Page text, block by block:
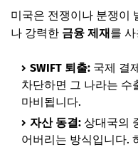
미국은 전쟁이나 분쟁이
나 강력한 금융 제재를
SWIFT 퇴출: 국제 결
차단하면 그 나라는 수
마비됩니다.
자산 동결: 상대국의
어버리는 방식입니다.